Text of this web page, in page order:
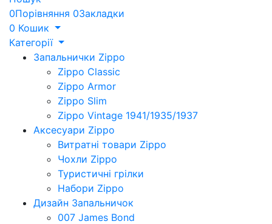
0Порівняння 0Закладки
0 Кошик
Категорії
Запальнички Zippo
Zippo Classic
Zippo Armor
Zippo Slim
Zippo Vintage 1941/1935/1937
Аксесуари Zippo
Витратні товари Zippo
Чохли Zippo
Туристичні грілки
Набори Zippo
Дизайн Запальничок
007 James Bond